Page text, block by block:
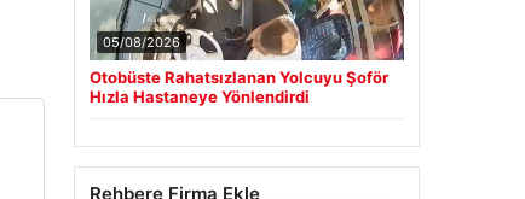
05/08/2026
Otobüste Rahatsızlanan Yolcuyu Şoför
Hızla Hastaneye Yönlendirdi
Rehbere Firma Ekle